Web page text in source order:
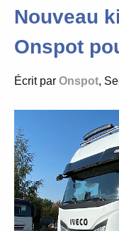
Nouveau
Onspot
Écrit par Onspot,